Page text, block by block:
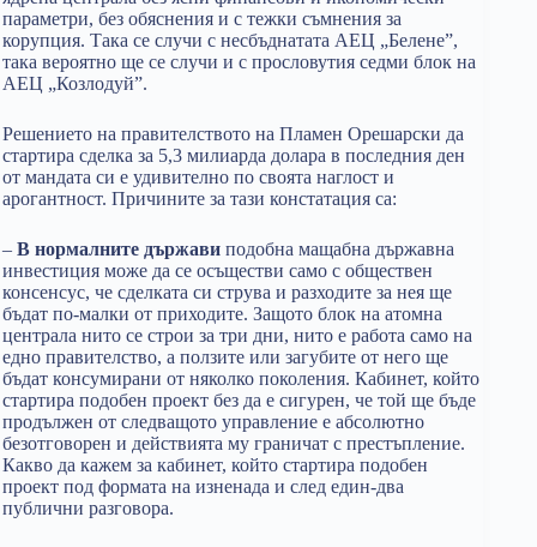
параметри, без обяснения и с тежки съмнения за
корупция. Така се случи с несбъднатата АЕЦ „Белене”,
така вероятно ще се случи и с прословутия седми блок на
АЕЦ „Козлодуй”.
Решението на правителството на Пламен Орешарски да
стартира сделка за 5,3 милиарда долара в последния ден
от мандата си е удивително по своята наглост и
арогантност. Причините за тази констатация са:
– В нормалните държави подобна мащабна държавна
инвестиция може да се осъществи само с обществен
консенсус, че сделката си струва и разходите за нея ще
бъдат по-малки от приходите. Защото блок на атомна
централа нито се строи за три дни, нито е работа само на
едно правителство, а ползите или загубите от него ще
бъдат консумирани от няколко поколения. Кабинет, който
стартира подобен проект без да е сигурен, че той ще бъде
продължен от следващото управление е абсолютно
безотговорен и действията му граничат с престъпление.
Какво да кажем за кабинет, който стартира подобен
проект под формата на изненада и след един-два
публични разговора.